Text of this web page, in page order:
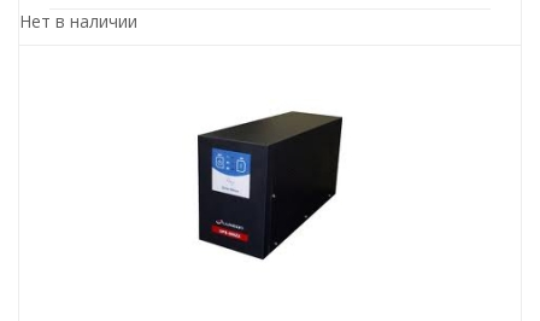
Нет в наличии